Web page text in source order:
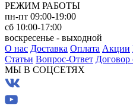
РЕЖИМ РАБОТЫ
пн-пт 09:00-19:00
сб 10:00-17:00
воскресенье - выходной
О нас Доставка Оплата Акции
Статьи Вопрос-Ответ Договор
МЫ В СОЦСЕТЯХ